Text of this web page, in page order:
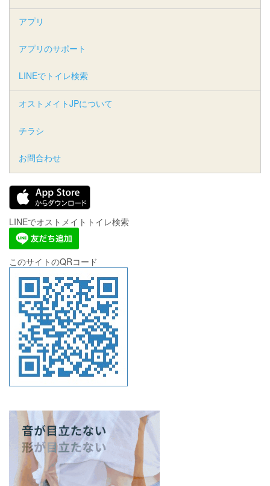
アプリ
アプリのサポート
LINEでトイレ検索
オストメイトJPについて
チラシ
お問合わせ
LINEでオストメイトトイレ検索
このサイトのQRコード